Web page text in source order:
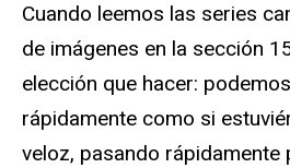
Cuando leemos las series
de imágenes en la sección
elección que hacer:
rápidamente como si
veloz, pasando rápidamente